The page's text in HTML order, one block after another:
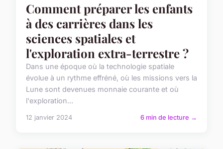
Comment préparer les enfants
à des carrières dans les
sciences spatiales et
l'exploration extra-terrestre ?
Dans une époque où la technologie spatiale
évolue à un rythme effréné, où les missions vers la
Lune sont devenues monnaie courante et où
l'exploration...
12 janvier 2024 6 min de lecture →